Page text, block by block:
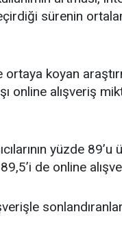
sürenin
ortaya koyan
online alışveriş
yüzde
de online